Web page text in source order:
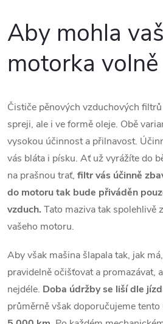
v
ý
i
s
u
Aby mohla
motorka
Čističe pěnových vzduchových
spreji, ale i ve formě oleje. Obě
vysokou účinnost a přilnavost.
vás bláta i písku. Ať už vyrážíte do
na prašnou trať, filtr vás účinně
do motoru tak bude přiváděn
vzduch. Tato maziva tak spolehlivě
vašeho motoru.
Aby však mašina šlapala tak, jak
pravidelně očišťovat a promazávat,
nejdéle. Doba údržby se liší dle
průměrně však doporučujeme